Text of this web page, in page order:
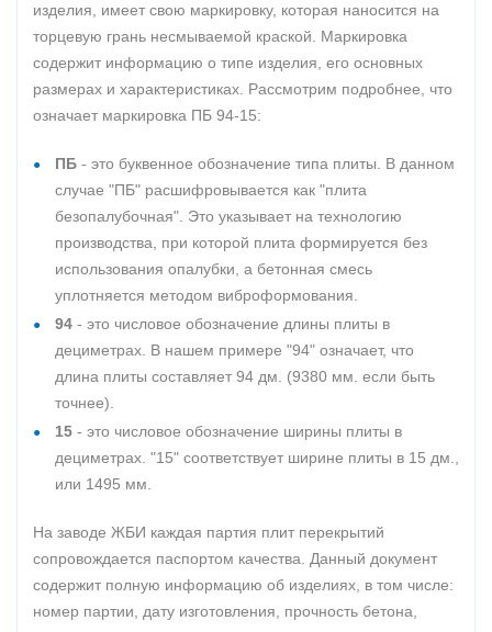
изделия, имеет свою маркировку, которая наносится на
торцевую грань несмываемой краской. Маркировка
содержит информацию о типе изделия, его основных
размерах и характеристиках. Рассмотрим подробнее, что
означает маркировка ПБ 94-15:
ПБ - это буквенное обозначение типа плиты. В данном
случае "ПБ" расшифровывается как "плита
безопалубочная". Это указывает на технологию
производства, при которой плита формируется без
использования опалубки, а бетонная смесь
уплотняется методом виброформования.
94 - это числовое обозначение длины плиты в
дециметрах. В нашем примере "94" означает, что
длина плиты составляет 94 дм. (9380 мм. если быть
точнее).
15 - это числовое обозначение ширины плиты в
дециметрах. "15" соответствует ширине плиты в 15 дм.,
или 1495 мм.
На заводе ЖБИ каждая партия плит перекрытий
сопровождается паспортом качества. Данный документ
содержит полную информацию об изделиях, в том числе:
номер партии, дату изготовления, прочность бетона,